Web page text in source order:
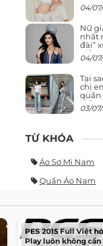
04/
Nữ
nhất
đài”
04/
Tại
chị
quần
kiểu
03/
TỪ KHÓA
Áo Sơ Mi Nam
Quần Áo Nam
PES 2015 Full Việt
Play luôn không